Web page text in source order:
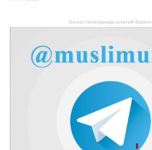
Бизни телеграмда кузатиб боринг